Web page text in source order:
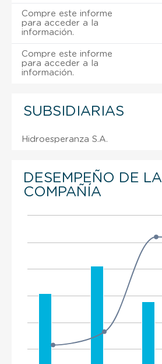
Compre este informe
para acceder a la
información.
Compre este informe
para acceder a la
información.
SUBSIDIARIAS
Hidroesperanza S.A.
DESEMPEÑO DE LA
COMPAÑÍA